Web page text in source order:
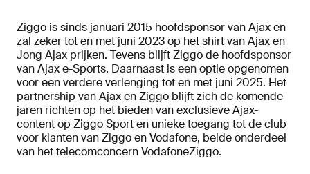
Ziggo is sinds januari 2015 hoofdsponsor van Ajax en
zal zeker tot en met juni 2023 op het shirt van Ajax en
Jong Ajax prijken. Tevens blijft Ziggo de hoofdsponsor
van Ajax e-Sports. Daarnaast is een optie opgenomen
voor een verdere verlenging tot en met juni 2025. Het
partnership van Ajax en Ziggo blijft zich de komende
jaren richten op het bieden van exclusieve Ajax-
content op Ziggo Sport en unieke toegang tot de club
voor klanten van Ziggo en Vodafone, beide onderdeel
van het telecomconcern VodafoneZiggo.